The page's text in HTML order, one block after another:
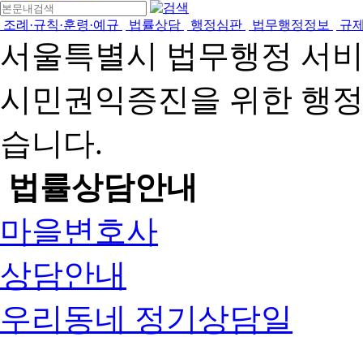
조례·규칙·훈령·예규 법률상담 행정심판 법무행정정보 규
서울특별시 법무행정 서
시민권익증진을 위한 행
습니다.
법률상담안내
마을변호사
상담안내
우리동네 정기상담일